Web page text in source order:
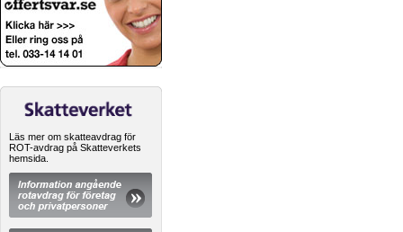
Läs mer om skatteavdrag för
ROT-avdrag på Skatteverkets
hemsida.